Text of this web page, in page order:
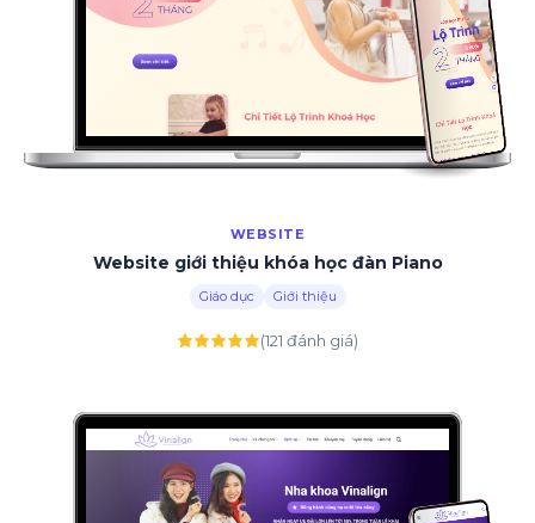
WEBSITE
Website giới thiệu khóa học đàn Piano
Giáo dục Giới thiệu
(121 đánh giá)